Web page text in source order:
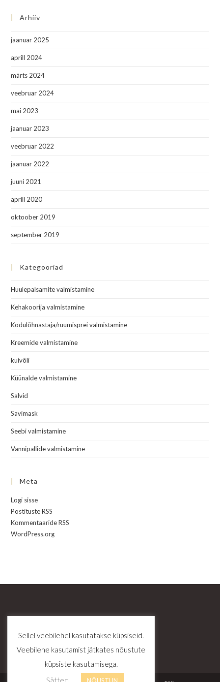
Arhiiv
jaanuar 2025
aprill 2024
märts 2024
veebruar 2024
mai 2023
jaanuar 2023
veebruar 2022
jaanuar 2022
juuni 2021
aprill 2020
oktoober 2019
september 2019
Kategooriad
Huulepalsamite valmistamine
Kehakoorija valmistamine
Kodulõhnastaja/ruumisprei valmistamine
Kreemide valmistamine
kuivõli
Küünalde valmistamine
Salvid
Savimask
Seebi valmistamine
Vannipallide valmistamine
Meta
Logi sisse
Postituste RSS
Kommentaaride RSS
WordPress.org
Sellel veebilehel kasutatakse küpsiseid.
Veebilehe kasutamist jätkates nõustute
küpsiste kasutamisega.
Sätted